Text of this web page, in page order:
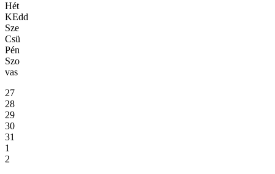
Hét
KEdd
Sze
Csü
Pén
Szo
vas
27
28
29
30
31
1
2